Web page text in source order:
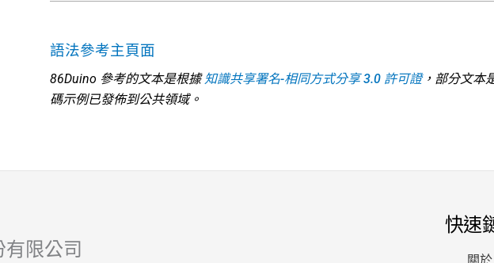
語法參考主頁面
86Duino 參考的文本是根據知識共享署名-相同方式分享 3.0 許可證，部分文本
碼示例已發佈到公共領域。
有限公司
快速